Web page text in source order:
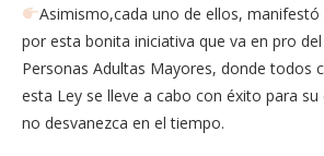
Asimismo,cada uno de ellos,
por esta bonita iniciativa que va en pro
Personas Adultas Mayores, donde todos
esta Ley se lleve a cabo con éxito para
no desvanezca en el tiempo.